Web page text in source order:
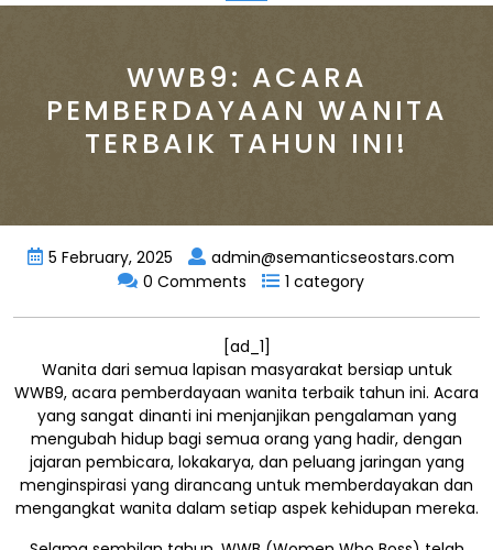
WWB9: ACARA
PEMBERDAYAAN WANITA
TERBAIK TAHUN INI!
5 February, 2025
admin@semanticseostars.com
0 Comments
1 category
[ad_1]
Wanita dari semua lapisan masyarakat bersiap untuk
WWB9, acara pemberdayaan wanita terbaik tahun ini. Acara
yang sangat dinanti ini menjanjikan pengalaman yang
mengubah hidup bagi semua orang yang hadir, dengan
jajaran pembicara, lokakarya, dan peluang jaringan yang
menginspirasi yang dirancang untuk memberdayakan dan
mengangkat wanita dalam setiap aspek kehidupan mereka.